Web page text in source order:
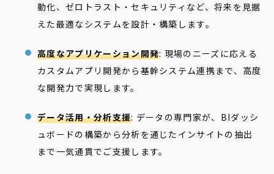
動化、ゼロトラスト・セキュリティなど、将来を見据
えた最適なシステムを設計・構築します。
高度なアプリケーション開発: 現場のニーズに応える
カスタムアプリ開発から基幹システム連携まで、高度
な開発力で実現します。
データ活用・分析支援: データの専門家が、BIダッシ
ュボードの構築から分析を通じたインサイトの抽出
まで一気通貫でご支援します。